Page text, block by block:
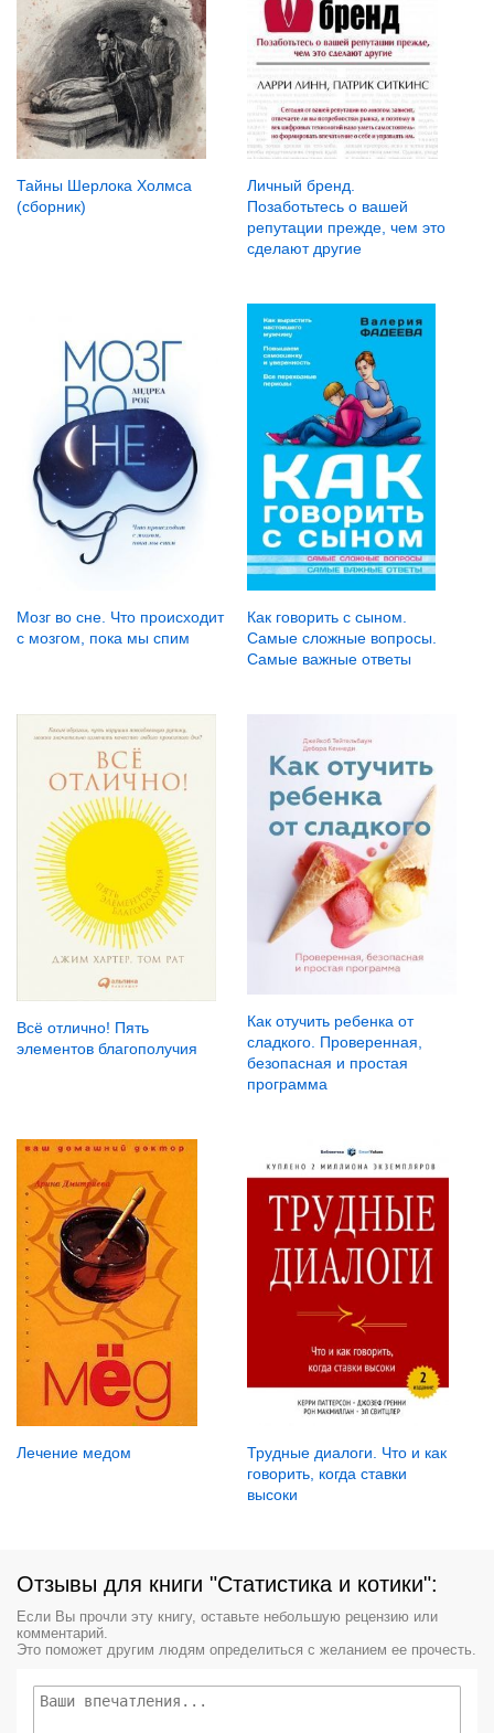
Тайны Шерлока Холмса
(сборник)
Личный бренд.
Позаботьтесь о вашей
репутации прежде, чем это
сделают другие
Мозг во сне. Что происходит
с мозгом, пока мы спим
Как говорить с сыном.
Самые сложные вопросы.
Самые важные ответы
Всё отлично! Пять
элементов благополучия
Как отучить ребенка от
сладкого. Проверенная,
безопасная и простая
программа
Лечение медом
Трудные диалоги. Что и как
говорить, когда ставки
высоки
Отзывы для книги "Статистика и котики":
Если Вы прочли эту книгу, оставьте небольшую рецензию или
комментарий.
Это поможет другим людям определиться с желанием ее прочесть.